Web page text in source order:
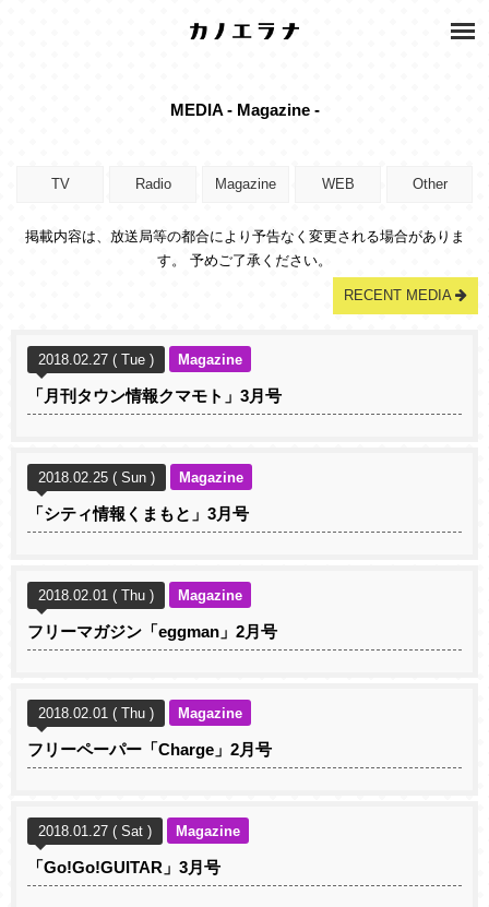
MEDIA - Magazine -
TV Radio Magazine WEB Other
掲載内容は、放送局等の都合により予告なく変更される場合がありま
す。 予めご了承ください。
RECENT MEDIA
2018.02.27 ( Tue ) Magazine
「​月刊タウン情報クマモト」3月号
2018.02.25 ( Sun ) Magazine
「シティ情報くまもと」3月号
2018.02.01 ( Thu ) Magazine
フリーマガジン「eggman」2月号
2018.02.01 ( Thu ) Magazine
フリーペーパー「Charge」2月号
2018.01.27 ( Sat ) Magazine
「Go!Go!GUITAR」3月号